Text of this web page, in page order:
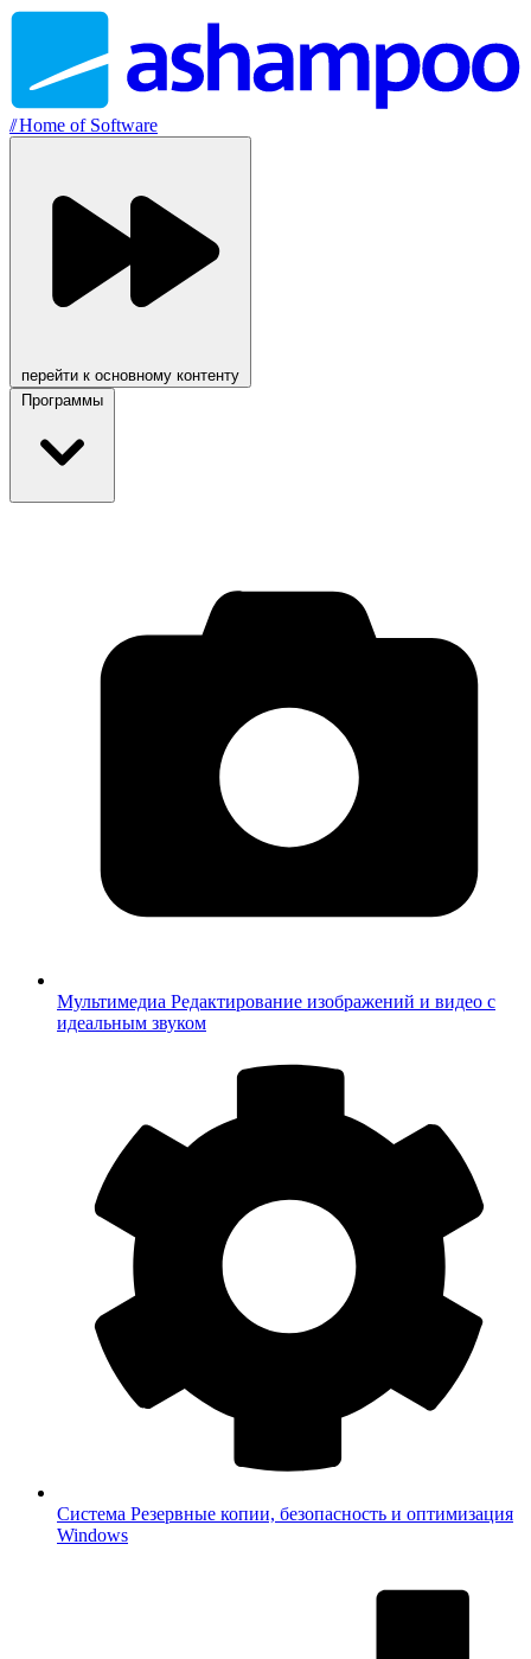
//Home of Software
перейти к основному контенту
Программы
Мультимедиа Редактирование изображений и видео с
идеальным звуком
Система Резервные копии, безопасность и оптимизация
Windows